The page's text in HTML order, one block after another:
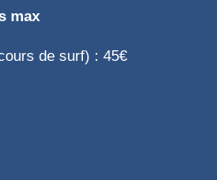
max
de surf) : 45€